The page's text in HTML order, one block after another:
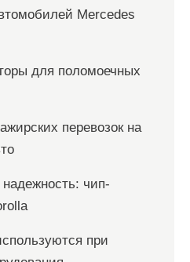
Mercedes
для поломоечных
перевозок на
чип-
при